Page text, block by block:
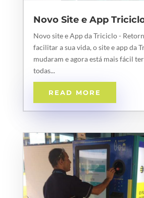
Novo Site e App
Novo site e App da Triciclo -
facilitar a sua vida, o site e app da
mudaram e agora está mais fácil
todas...
READ MORE